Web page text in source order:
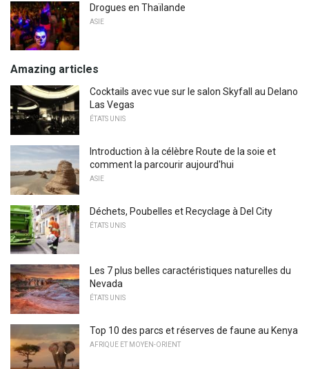
Drogues en Thaïlande
ASIE
Amazing articles
Cocktails avec vue sur le salon Skyfall au Delano
Las Vegas
ÉTATS UNIS
Introduction à la célèbre Route de la soie et
comment la parcourir aujourd'hui
ASIE
Déchets, Poubelles et Recyclage à Del City
ÉTATS UNIS
Les 7 plus belles caractéristiques naturelles du
Nevada
ÉTATS UNIS
Top 10 des parcs et réserves de faune au Kenya
AFRIQUE ET MOYEN-ORIENT